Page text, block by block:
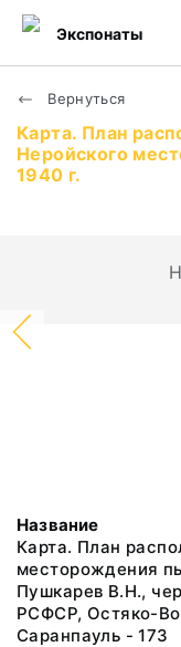
Экспонаты
Вернуться
Карта. План
Неройского
1940 г.
Название
Карта. План
месторождения
Пушкарев В.Н.,
РСФСР, Остяко-
Саранпауль - 173